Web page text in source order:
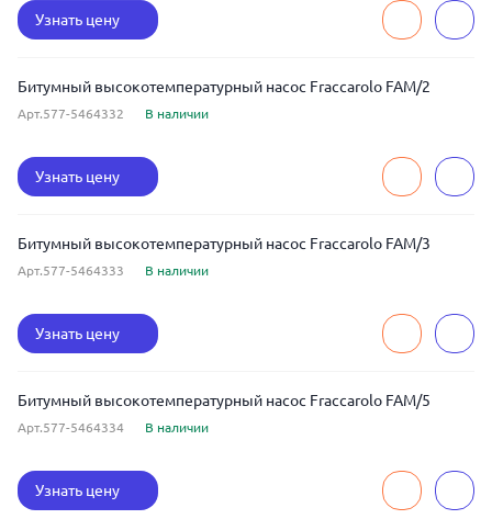
Узнать цену
Битумный высокотемпературный насос Fraccarolo FAM/2
Арт.577-5464332 В наличии
Узнать цену
Битумный высокотемпературный насос Fraccarolo FAM/3
Арт.577-5464333 В наличии
Узнать цену
Битумный высокотемпературный насос Fraccarolo FAM/5
Арт.577-5464334 В наличии
Узнать цену